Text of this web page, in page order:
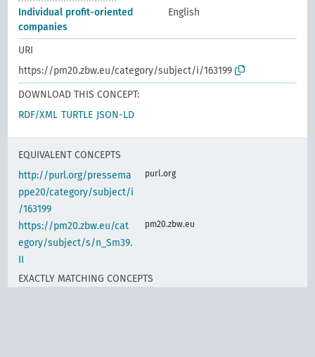
Individual profit-oriented
companies
English
URI
https://pm20.zbw.eu/category/subject/i/163199
DOWNLOAD THIS CONCEPT:
RDF/XML TURTLE JSON-LD
EQUIVALENT CONCEPTS
http://purl.org/pressema
ppe20/category/subject/i
/163199
purl.org
https://pm20.zbw.eu/cat
egory/subject/s/n_Sm39.
II
pm20.zbw.eu
EXACTLY MATCHING CONCEPTS